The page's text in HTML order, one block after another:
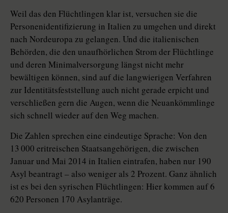
Weil das den Flüchtlingen klar ist, versuchen sie die
Personenidentifizierung in Italien zu umgehen und direkt
nach Nordeuropa zu gelangen. Und die italienischen
Behörden, die den unaufhörlichen Strom der Flüchtlinge
und deren Minimalversorgung längst nicht mehr
bewältigen können, sind auf die langwierigen Verfahren
zur Identitätsfeststellung auch nicht gerade erpicht und
verschließen gern die Augen, wenn die Neuankömmlinge
sich schnell wieder auf den Weg machen.
Die Zahlen sprechen eine eindeutige Sprache: Von den
13 000 eritreischen Staatsangehörigen, die zwischen
Januar und Mai 2014 in Italien eintrafen, haben nur 190
Asyl beantragt – also weniger als 2 Prozent. Ganz ähnlich
ist es bei den syrischen Flüchtlingen: Hier kommen auf 6
620 Personen 170 Asylanträge.